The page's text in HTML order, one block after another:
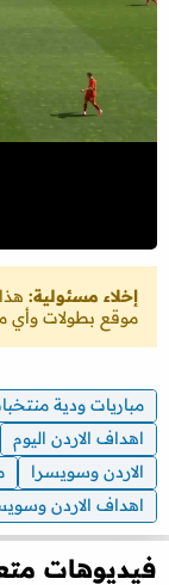
إخلاء مسئولية:
موقع بطولات وأي
مباريات ودية
اهداف الاردن اليوم
الاردن وسويسرا
اهداف الاردن
فيديوهات